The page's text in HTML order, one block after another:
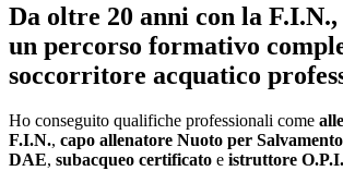
Da oltre 20 anni con la F.I.N.,
un percorso formativo
soccorritore acquatico
Ho conseguito qualifiche professionali come
F.I.N., capo allenatore Nuoto per
DAE, subacqueo certificato e istruttore